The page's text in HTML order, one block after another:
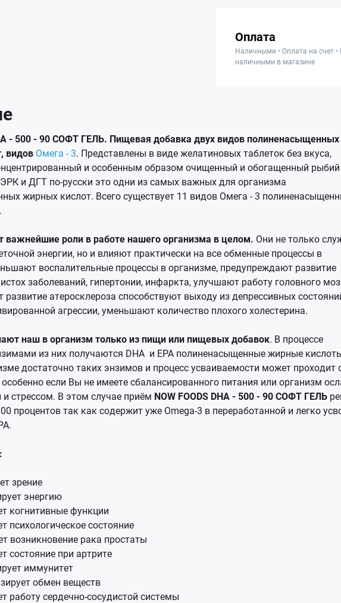
Оплата
Наличными • Оплата на счет
наличными в магазине
- 500 - 90 СОФТ ГЕЛЬ. Пищевая добавка двух видов полиненасыщенных
видов Омега - 3. Представлены в виде желатиновых таблеток без вкуса,
и особенным образом очищенный и обогащенный
и ДГТ по-русски это одни из самых важных для организма
жирных кислот. Всего существует 11 видов Омега - 3
важнейшие роли в работе нашего организма в целом. Они не только
энергии, но и влияют практически на все обменные процессы в
воспалительные процессы в организме, предупреждают развитие
заболеваний, гипертонии, инфаркта, улучшают работу головного
атеросклероза способствуют выходу из депрессивных
агрессии, уменьшают количество плохого холестерина.
наш в организм только из пищи или пищевых добавок. В процессе
из них получаются DHA и EPA полиненасыщенные жирные
достаточно таких энзимов и процесс усваиваемости может проходит
если Вы не имеете сбалансированного питания или организм
стрессом. В этом случае приём NOW FOODS DHA - 500 - 90 СОФТ ГЕЛЬ
процентов так как содержит уже Omega-3 в переработанной и легко
зрение
энергию
когнитивные функции
психологическое состояние
возникновение рака простаты
состояние при артрите
иммунитет
обмен веществ
работу сердечно-сосудистой системы